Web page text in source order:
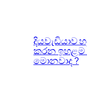
දියවැඩියාව
කරන
මොනවාද ?